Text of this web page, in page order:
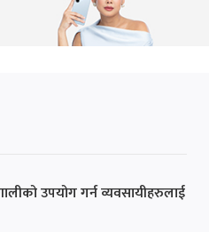
उपयोग गर्न व्यवसायीहरुलाई